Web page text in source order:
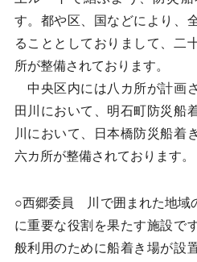
す。都や区、国などにより、
ることとしておりまして、二
所が整備されております。
中央区内には八カ所が計画
田川において、明石町防災船
川において、日本橋防災船着
六カ所が整備されております。
○西郷委員 川で囲まれた地域
に重要な役割を果たす施設で
般利用のために船着き場が設